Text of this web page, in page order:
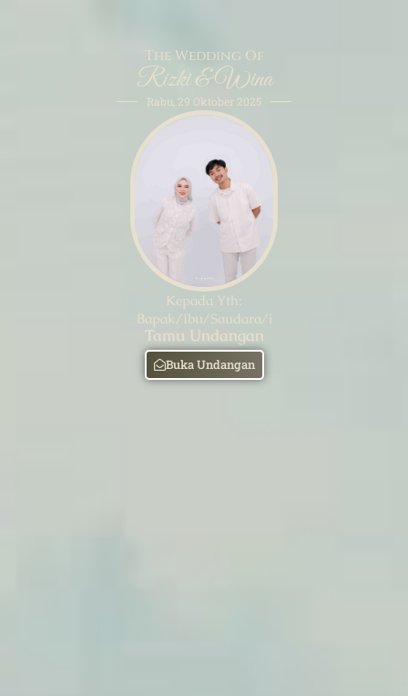
The Wedding Of
Rizki & Wina
Rabu, 29 Oktober 2025
Kepada Yth:
Bapak/Ibu/Saudara/i
Tamu Undangan
Buka Undangan